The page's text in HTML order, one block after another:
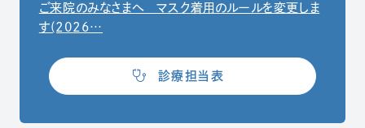
ご来院のみなさまへ マスク着用のルールを変更しま
す(2026…
診療担当表
（別ウィンドウで開きます）